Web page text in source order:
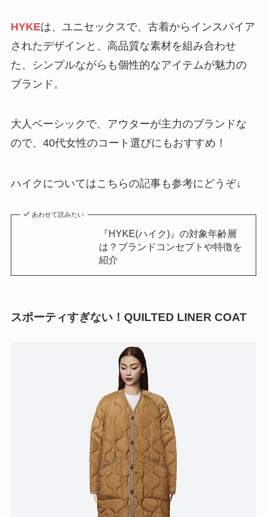
HYKEは、ユニセックスで、古着からインスパイア
されたデザインと、高品質な素材を組み合わせ
た、シンプルながらも個性的なアイテムが魅力の
ブランド。
大人ベーシックで、アウターが主力のブランドな
ので、40代女性のコート選びにもおすすめ！
ハイクについてはこちらの記事も参考にどうぞ↓
あわせて読みたい
『HYKE(ハイク)』の対象年齢層
は？ブランドコンセプトや特徴を
紹介
スポーティすぎない！QUILTED LINER COAT